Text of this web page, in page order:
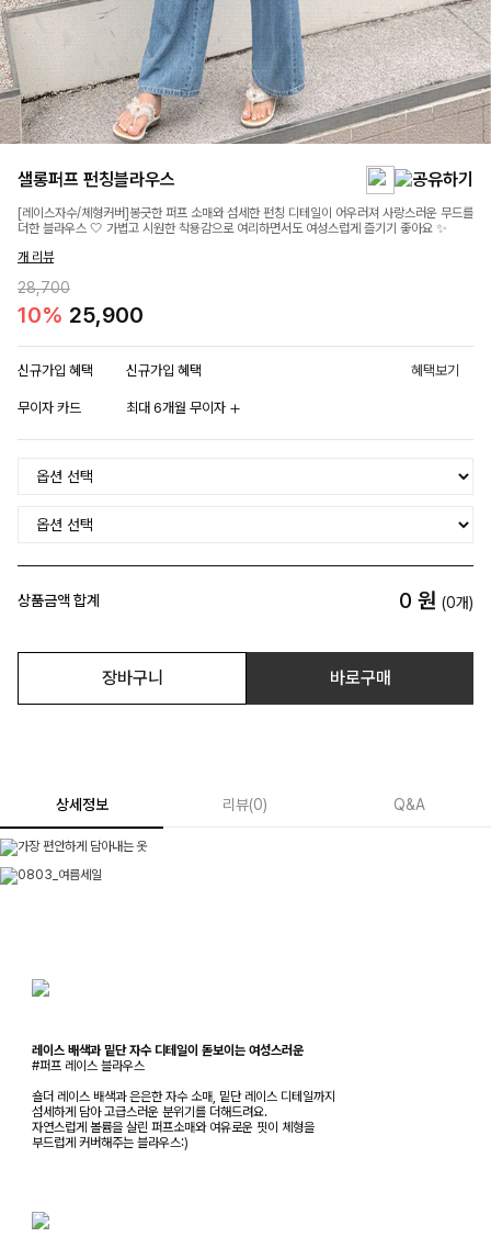
샐롱퍼프 펀칭블라우스
[레이스자수/체형커버]봉긋한 퍼프 소매와 섬세한 펀칭 디테일이 어우러져 사랑스러운 무드를
더한 블라우스 🤍 가볍고 시원한 착용감으로 여리하면서도 여성스럽게 즐기기 좋아요 ✨
개 리뷰
28,700
10% 25,900
신규가입 혜택 신규가입 혜택 혜택보기
무이자 카드 최대 6개월 무이자
상품금액 합계 0 원 (0개)
장바구니 바로구매
상세정보 리뷰(0) Q&A
레이스 배색과 밑단 자수 디테일이 돋보이는 여성스러운
#퍼프 레이스 블라우스
숄더 레이스 배색과 은은한 자수 소매, 밑단 레이스 디테일까지
섬세하게 담아 고급스러운 분위기를 더해드려요.
자연스럽게 볼륨을 살린 퍼프소매와 여유로운 핏이 체형을
부드럽게 커버해주는 블라우스:)